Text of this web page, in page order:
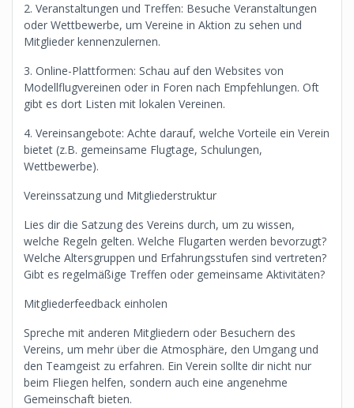
2. Veranstaltungen und Treffen: Besuche Veranstaltungen
oder Wettbewerbe, um Vereine in Aktion zu sehen und
Mitglieder kennenzulernen.
3. Online-Plattformen: Schau auf den Websites von
Modellflugvereinen oder in Foren nach Empfehlungen. Oft
gibt es dort Listen mit lokalen Vereinen.
4. Vereinsangebote: Achte darauf, welche Vorteile ein Verein
bietet (z.B. gemeinsame Flugtage, Schulungen,
Wettbewerbe).
Vereinssatzung und Mitgliederstruktur
Lies dir die Satzung des Vereins durch, um zu wissen,
welche Regeln gelten. Welche Flugarten werden bevorzugt?
Welche Altersgruppen und Erfahrungsstufen sind vertreten?
Gibt es regelmäßige Treffen oder gemeinsame Aktivitäten?
Mitgliederfeedback einholen
Spreche mit anderen Mitgliedern oder Besuchern des
Vereins, um mehr über die Atmosphäre, den Umgang und
den Teamgeist zu erfahren. Ein Verein sollte dir nicht nur
beim Fliegen helfen, sondern auch eine angenehme
Gemeinschaft bieten.